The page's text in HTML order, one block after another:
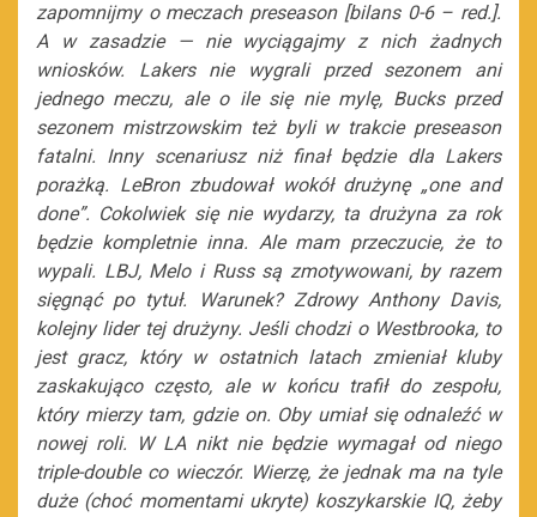
zapomnijmy o meczach preseason [bilans 0-6 – red.].
A w zasadzie — nie wyciągajmy z nich żadnych
wniosków. Lakers nie wygrali przed sezonem ani
jednego meczu, ale o ile się nie mylę, Bucks przed
sezonem mistrzowskim też byli w trakcie preseason
fatalni. Inny scenariusz niż finał będzie dla Lakers
porażką. LeBron zbudował wokół drużynę „one and
done”. Cokolwiek się nie wydarzy, ta drużyna za rok
będzie kompletnie inna. Ale mam przeczucie, że to
wypali. LBJ, Melo i Russ są zmotywowani, by razem
sięgnąć po tytuł. Warunek? Zdrowy Anthony Davis,
kolejny lider tej drużyny. Jeśli chodzi o Westbrooka, to
jest gracz, który w ostatnich latach zmieniał kluby
zaskakująco często, ale w końcu trafił do zespołu,
który mierzy tam, gdzie on. Oby umiał się odnaleźć w
nowej roli. W LA nikt nie będzie wymagał od niego
triple-double co wieczór. Wierzę, że jednak ma na tyle
duże (choć momentami ukryte) koszykarskie IQ, żeby